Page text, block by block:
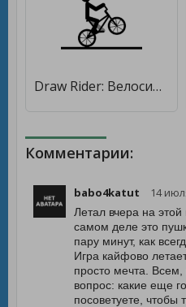
Draw Rider: Велосипедные Гонки [Бесплатные покупки]
Комментарии:
babo4katut 14
Летал вчера на этой
самом деле это
пару минут, как
Игра кайфово
просто мечта. Всем,
вопрос: какие еще
посоветуете, чтобы